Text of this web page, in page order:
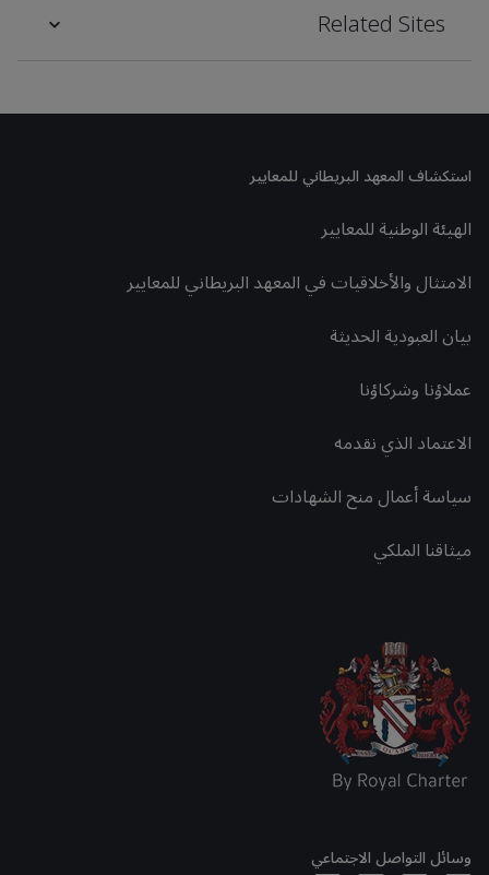
Related Sites
استكشاف المعهد البريطاني للمعايير
الهيئة الوطنية للمعايير
الامتثال والأخلاقيات في المعهد البريطاني للمعايير
بيان العبودية الحديثة
عملاؤنا وشركاؤنا
الاعتماد الذي نقدمه
سياسة أعمال منح الشهادات
ميثاقنا الملكي
وسائل التواصل الاجتماعي